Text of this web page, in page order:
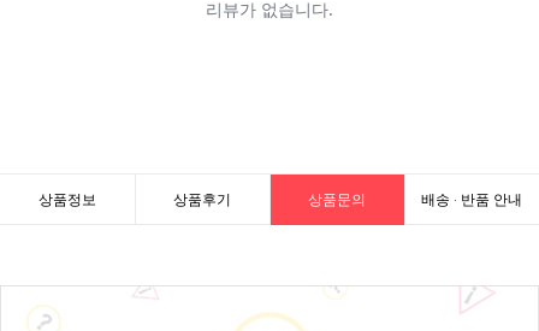
상품정보 상품후기 상품문의 배송 · 반품 안내